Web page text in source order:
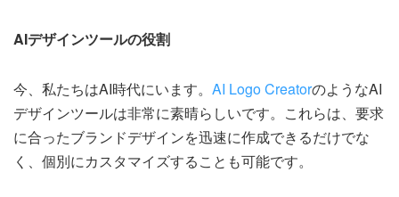
AIデザインツールの役割
今、私たちはAI時代にいます。 AI Logo CreatorのようなAI
デザインツールは非常に素晴らしいです。これらは、要求
に合ったブランドデザインを迅速に作成できるだけでな
く、個別にカスタマイズすることも可能です。